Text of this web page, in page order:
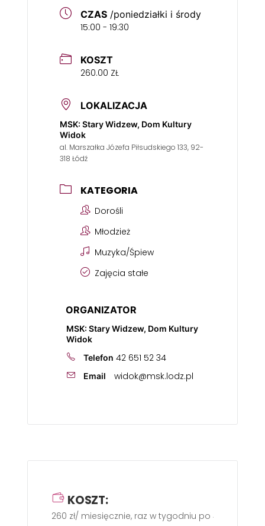
CZAS /poniedziałki i środy
15:00 - 19:30
KOSZT
260.00 ZŁ
LOKALIZACJA
MSK: Stary Widzew, Dom Kultury
Widok
al. Marszałka Józefa Piłsudskiego 133, 92-
318 Łódź
KATEGORIA
Dorośli
Młodzież
Muzyka/Śpiew
Zajęcia stałe
ORGANIZATOR
MSK: Stary Widzew, Dom Kultury
Widok
Telefon 42 651 52 34
Email widok@msk.lodz.pl
KOSZT:
260 zł/ miesięcznie, raz w tygodniu po 45 min.